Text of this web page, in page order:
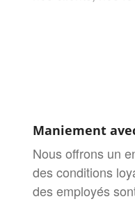
Maniement
Nous offrons un
des conditions
des employés